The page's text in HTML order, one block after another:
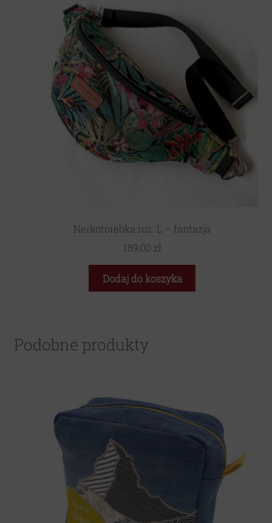
Nerkotorebka roz. L – fantazja
189,00 zł
Dodaj do koszyka
Podobne produkty